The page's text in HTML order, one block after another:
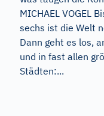
MICHAEL VOGEL
sechs ist die Welt
Dann geht es los,
und in fast allen
Städten:...